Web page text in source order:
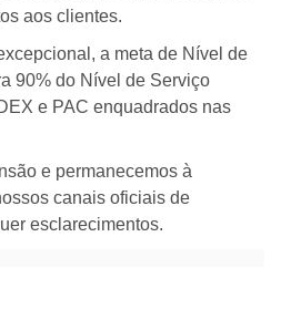
aos clientes.
a meta de Nível de
90% do Nível de Serviço
e PAC enquadrados nas
e permanecemos à
canais oficiais de
esclarecimentos.